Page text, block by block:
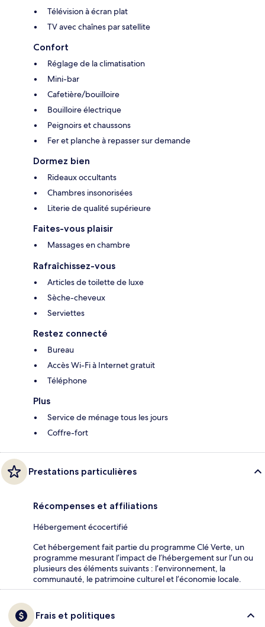
Télévision à écran plat
TV avec chaînes par satellite
Confort
Réglage de la climatisation
Mini-bar
Cafetière/bouilloire
Bouilloire électrique
Peignoirs et chaussons
Fer et planche à repasser sur demande
Dormez bien
Rideaux occultants
Chambres insonorisées
Literie de qualité supérieure
Faites-vous plaisir
Massages en chambre
Rafraîchissez-vous
Articles de toilette de luxe
Sèche-cheveux
Serviettes
Restez connecté
Bureau
Accès Wi-Fi à Internet gratuit
Téléphone
Plus
Service de ménage tous les jours
Coffre-fort
Prestations particulières
Récompenses et affiliations
Hébergement écocertifié
Cet hébergement fait partie du programme Clé Verte, un
programme mesurant l’impact de l’hébergement sur l’un ou
plusieurs des éléments suivants : l’environnement, la
communauté, le patrimoine culturel et l’économie locale.
Frais et politiques